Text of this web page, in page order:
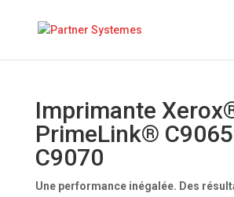
Imprimante
PrimeLink®
C9070
Une performance inégalée. Des